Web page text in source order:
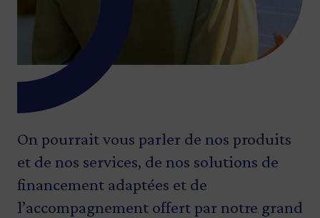
On pourrait vous parler de nos produits
et de nos services, de nos solutions de
financement adaptées et de
l’accompagnement offert par notre grand